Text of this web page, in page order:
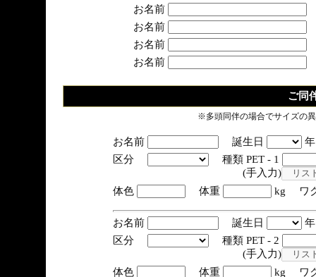
お名前
お名前
お名前
お名前
ご同
※多頭同伴の場合でサイズの
お名前 誕生日
区分
種類 PET - 1
(手入力)
体色
体重 kg ワ
お名前 誕生日
区分
種類 PET - 2
(手入力)
体色
体重 kg ワ